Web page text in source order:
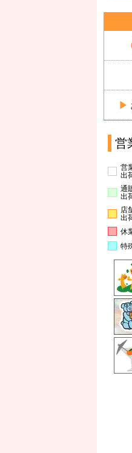
▶
営
営
出
通
出
店
出
休
特